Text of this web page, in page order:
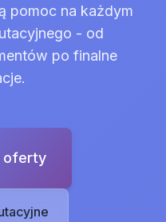
pomoc na każdym
- od
po finalne
oferty